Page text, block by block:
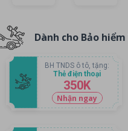
Thẻ điện thoại
350K
BH TNDS ô tô, tặng:
Nhận ngay
Dành cho Bảo